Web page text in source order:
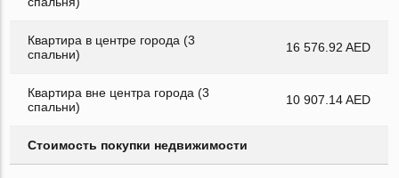
Квартира в центре города (3
спальни)
16 576.92 AED
Квартира вне центра города (3
спальни)
10 907.14 AED
Стоимость покупки недвижимости